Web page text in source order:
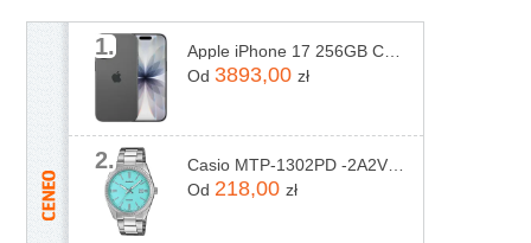
1.
Od 3893,00 zł
2.
Od 218,00 zł